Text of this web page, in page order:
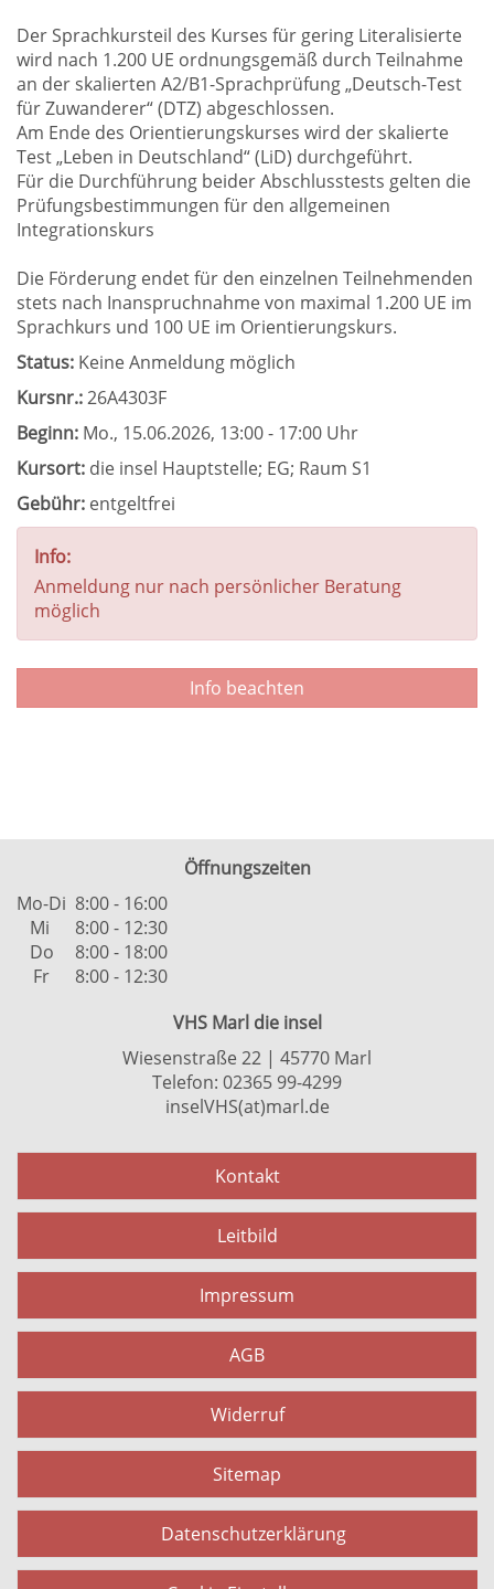
Der Sprachkursteil des Kurses für gering Literalisierte
wird nach 1.200 UE ordnungsgemäß durch Teilnahme
an der skalierten A2/B1-Sprachprüfung „Deutsch-Test
für Zuwanderer“ (DTZ) abgeschlossen.
Am Ende des Orientierungskurses wird der skalierte
Test „Leben in Deutschland“ (LiD) durchgeführt.
Für die Durchführung beider Abschlusstests gelten die
Prüfungsbestimmungen für den allgemeinen
Integrationskurs
Die Förderung endet für den einzelnen Teilnehmenden
stets nach Inanspruchnahme von maximal 1.200 UE im
Sprachkurs und 100 UE im Orientierungskurs.
Status: Keine Anmeldung möglich
Kursnr.:26A4303F
Beginn: Mo., 15.06.2026, 13:00 - 17:00 Uhr
Kursort: die insel Hauptstelle; EG; Raum S1
Gebühr: entgeltfrei
Info:
Anmeldung nur nach persönlicher Beratung
möglich
Info beachten
Öffnungszeiten
Mo-Di 8:00 - 16:00
Mi
8:00 - 12:30
Do
8:00 - 18:00
Fr
8:00 - 12:30
VHS Marl die insel
Wiesenstraße 22 | 45770 Marl
Telefon: 02365 99-4299
inselVHS(at)marl.de
Kontakt
Leitbild
Impressum
AGB
Widerruf
Sitemap
Datenschutzerklärung